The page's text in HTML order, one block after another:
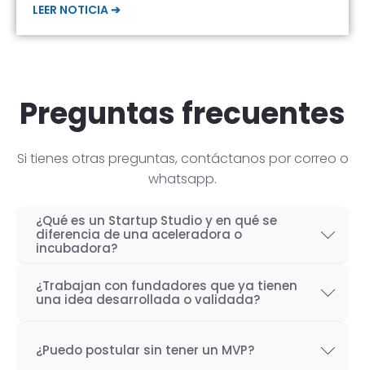
LEER NOTICIA ➔
Preguntas frecuentes
Si tienes otras preguntas, contáctanos por correo o
whatsapp.
¿Qué es un Startup Studio y en qué se
diferencia de una aceleradora o
incubadora?
Un Startup Studio es una organización capaz
de construir startups de manera iterativa,
con experiencia. También se les conoce
¿Trabajan con fundadores que ya tienen
una idea desarrollada o validada?
Startup Studio es lograr un proceso iterativo
¿Puedo postular sin tener un MVP?